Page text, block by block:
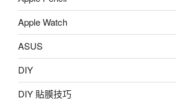
Apple Watch
ASUS
DIY
DIY 貼膜技巧